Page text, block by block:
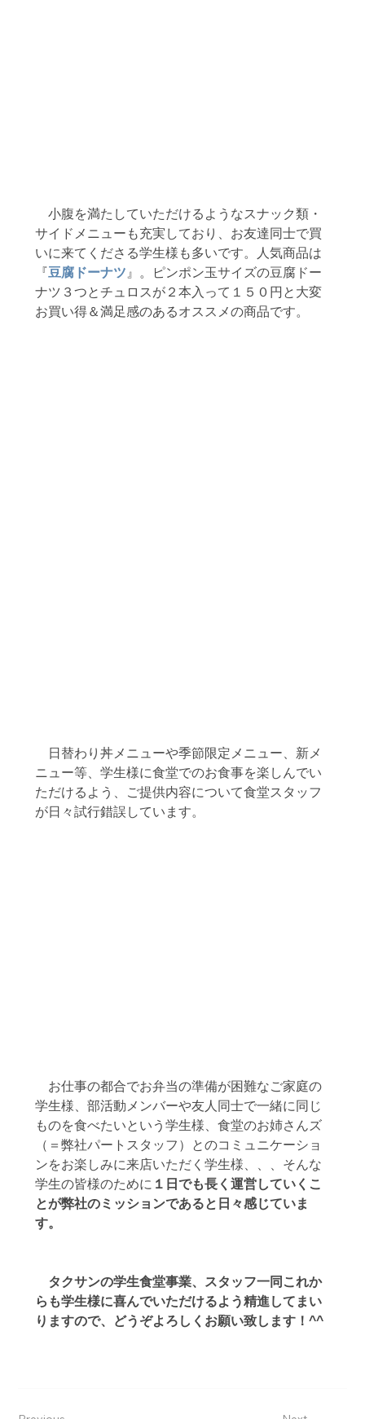
小腹を満たしていただけるようなスナック類・
サイドメニューも充実しており、お友達同士で買
いに来てくださる学生様も多いです。人気商品は
『豆腐ドーナツ 』。ピンポン玉サイズの豆腐ドー
ナツ３つとチュロスが２本入って１５０円と大変
お買い得＆満足感のあるオススメの商品です。
日替わり丼メニューや季節限定メニュー、新メ
ニュー等、学生様に食堂でのお食事を楽しんでい
ただけるよう、ご提供内容について食堂スタッフ
が日々試行錯誤しています。
お仕事の都合でお弁当の準備が困難なご家庭の
学生様、部活動メンバーや友人同士で一緒に同じ
ものを食べたいという学生様、食堂のお姉さんズ
（＝弊社パートスタッフ）とのコミュニケーショ
ンをお楽しみに来店いただく学生様、、、そんな
学生の皆様のために １日でも長く運営していくこ
とが弊社のミッションであると日々感じていま
す。
タクサンの学生食堂事業、スタッフ一同これか
らも学生様に喜んでいただけるよう精進してまい
りますので、どうぞよろしくお願い致します！^^